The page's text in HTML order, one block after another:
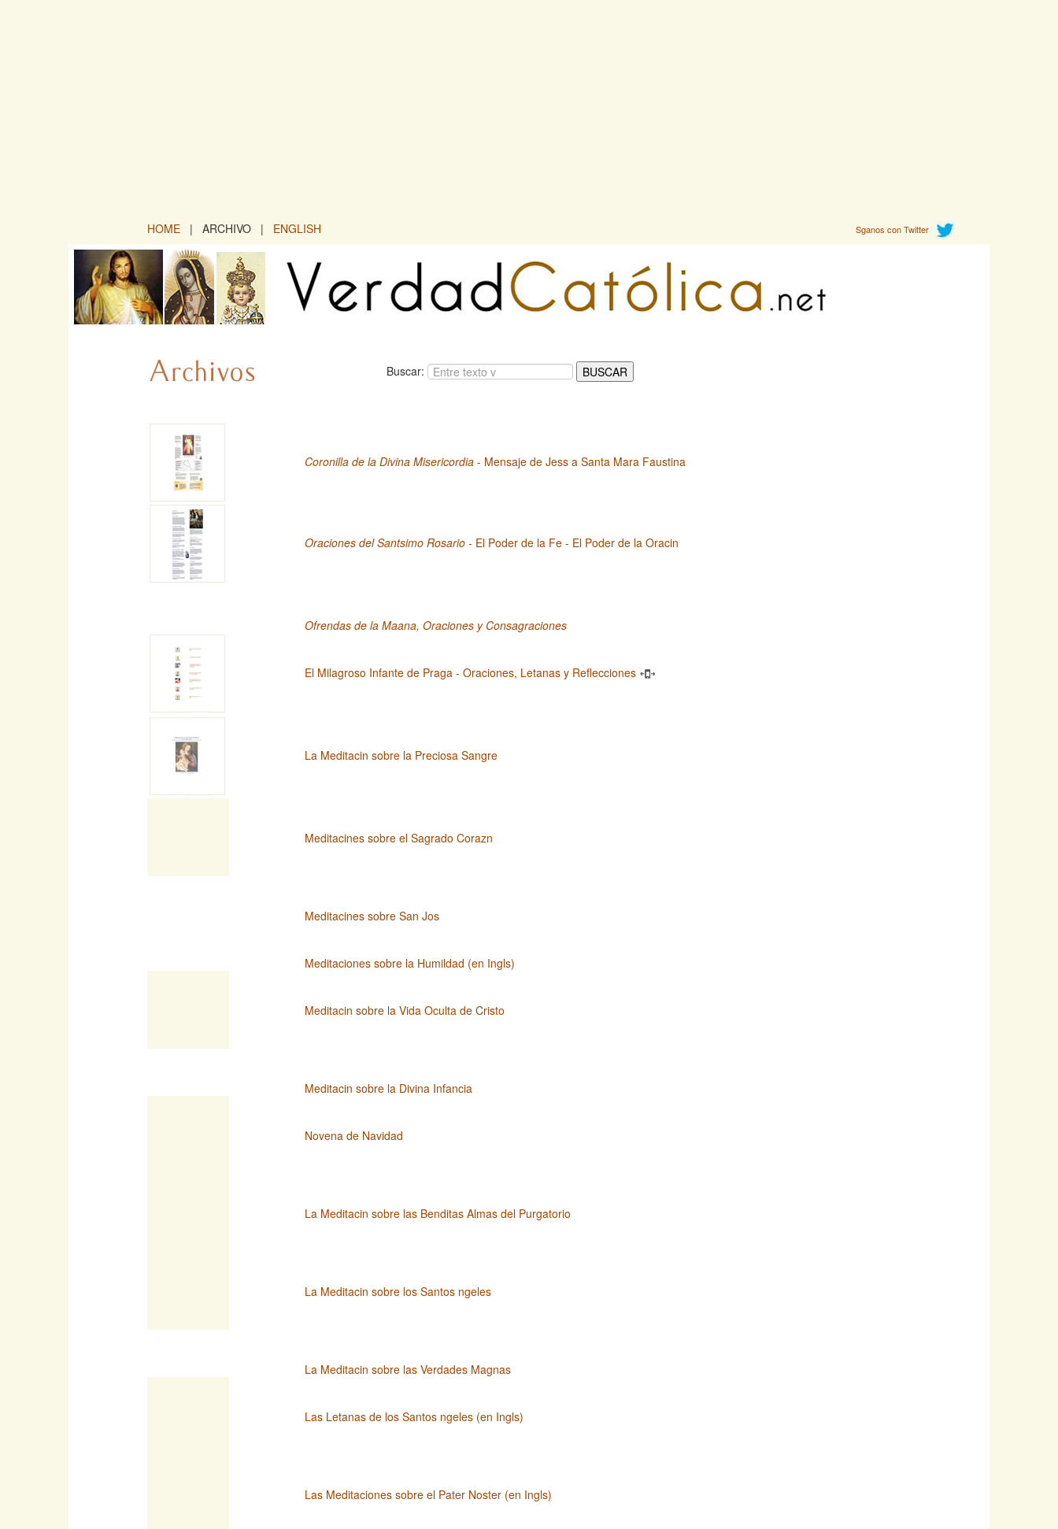
HOME | ARCHIVO | ENGLISH Sganos con Twitter
Buscar:
Coronilla de la Divina Misericordia - Mensaje de Jess a Santa Mara Faustina
Oraciones del Santsimo Rosario - El Poder de la Fe - El Poder de la Oracin
Ofrendas de la Maana, Oraciones y Consagraciones
El Milagroso Infante de Praga - Oraciones, Letanas y Reflecciones
La Meditacin sobre la Preciosa Sangre
Meditacines sobre el Sagrado Corazn
Meditacines sobre San Jos
Meditaciones sobre la Humildad (en Ingls)
Meditacin sobre la Vida Oculta de Cristo
Meditacin sobre la Divina Infancia
Novena de Navidad
La Meditacin sobre las Benditas Almas del Purgatorio
La Meditacin sobre los Santos ngeles
La Meditacin sobre las Verdades Magnas
Las Letanas de los Santos ngeles (en Ingls)
Las Meditaciones sobre el Pater Noster (en Ingls)